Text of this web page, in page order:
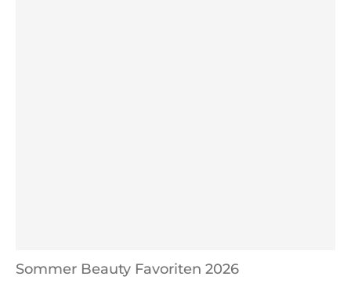
Sommer Beauty Favoriten 2026